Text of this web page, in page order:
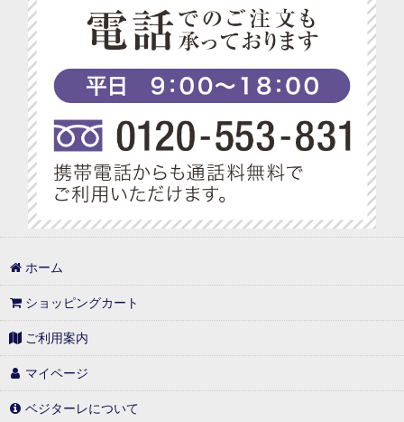
ベジターレ グルテンフリーの米粉スイーツ特集
ベジターレ コーディアル特集
ベジターレ 幸せの缶ケーキ
ベジターレ アレンジレシピ特集
プチギフト特集
べジターレ ノンアルコールスパークリング特集
1,000円以内
1,000円台の可愛いギフト
1,001円〜3,000円
5,001円〜10,000円
ホーム
ショッピングカート
ご利用案内
マイページ
ベジターレについて